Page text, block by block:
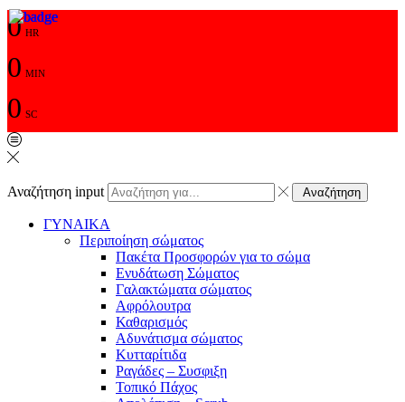
0 HR
0 MIN
0 SC
Αναζήτηση input Αναζήτηση
ΓΥΝΑΙΚΑ
Περιποίηση σώματος
Πακέτα Προσφορών για το σώμα
Ενυδάτωση Σώματος
Γαλακτώματα σώματος
Αφρόλουτρα
Καθαρισμός
Αδυνάτισμα σώματος
Κυτταρίτιδα
Ραγάδες – Συσφιξη
Τοπικό Πάχος